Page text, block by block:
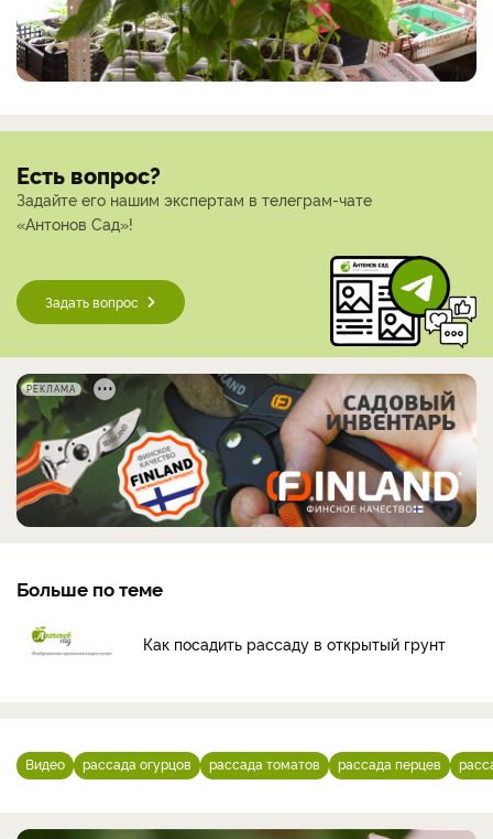
Есть вопрос?
Задайте его нашим экспертам в телеграм-чате
«Антонов Сад»!
Задать вопрос
РЕКЛАМА
Больше по теме
Как посадить рассаду в открытый грунт
Видео рассада огурцов рассада томатов рассада перцев